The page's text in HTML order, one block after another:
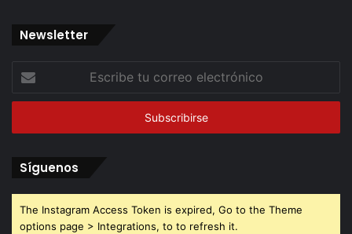
Newsletter
correo
Síguenos
The Instagram Access Token is expired, Go to the Theme
options page > Integrations, to to refresh it.